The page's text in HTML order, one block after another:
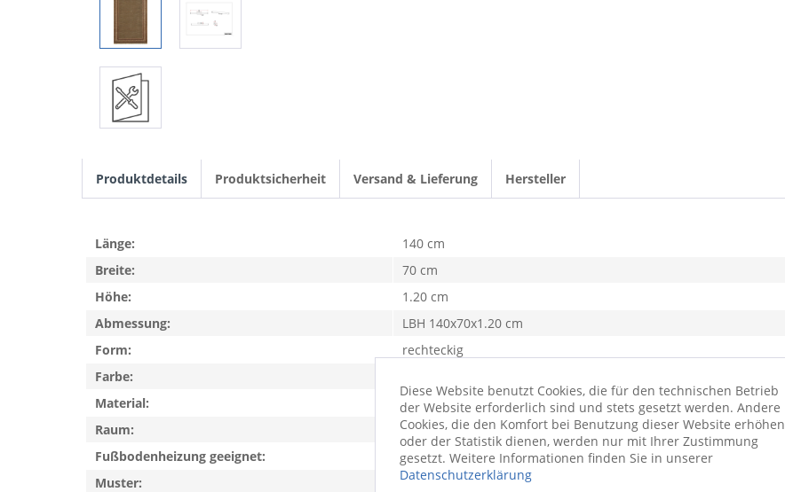
Produktdetails Produktsicherheit Versand & Lieferung Hersteller
Länge:
140 cm
Breite:
70 cm
Höhe:
1.20 cm
Abmessung:
LBH 140x70x1.20 cm
Form:
rechteckig
Farbe:
Material:
Schurwolle
Raum:
Wohnzimmer, Schlafzimmer
Fußbodenheizung geeignet:
ja
Muster:
Orientalisch
Diese Website benutzt Cookies, die für den technischen Betrieb
der Website erforderlich sind und stets gesetzt werden. Andere
Cookies, die den Komfort bei Benutzung dieser Website erhöhen
oder der Statistik dienen, werden nur mit Ihrer Zustimmung
gesetzt. Weitere Informationen finden Sie in unserer
Datenschutzerklärung